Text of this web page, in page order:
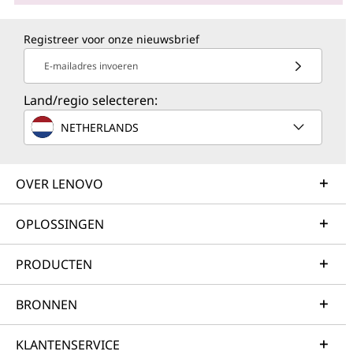
Registreer voor onze nieuwsbrief
E-mailadres invoeren
Land/regio selecteren:
NETHERLANDS
OVER LENOVO
OPLOSSINGEN
PRODUCTEN
BRONNEN
KLANTENSERVICE